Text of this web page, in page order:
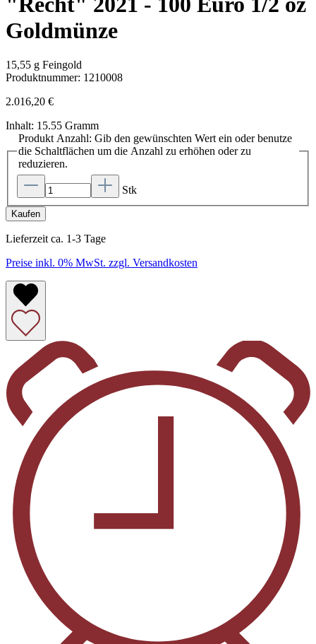
Goldmünze
15,55 g Feingold
Produktnummer: 1210008
2.016,20 €
Inhalt: 15.55 Gramm
Produkt Anzahl: Gib den gewünschten Wert ein oder benutze
die Schaltflächen um die Anzahl zu erhöhen oder zu
reduzieren.
Stk
Kaufen
Lieferzeit ca. 1-3 Tage
Preise inkl. 0% MwSt. zzgl. Versandkosten